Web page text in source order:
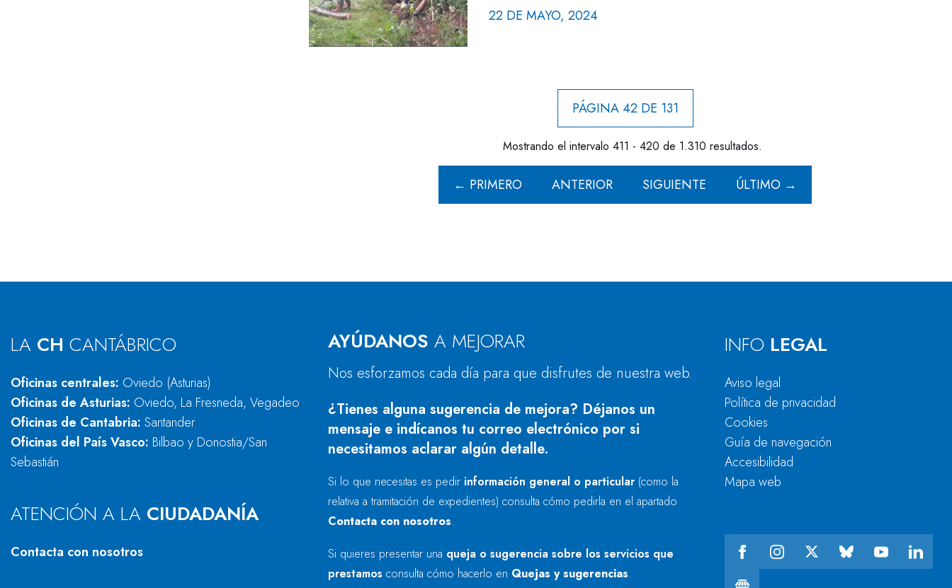
22 DE MAYO, 2024
PÁGINA 42 DE 131
Mostrando el intervalo 411 - 420 de 1.310 resultados.
← PRIMERO ANTERIOR SIGUIENTE ÚLTIMO →
LA CH CANTÁBRICO
Oficinas centrales: Oviedo (Asturias)
Oficinas de Asturias: Oviedo, La Fresneda, Vegadeo
Oficinas de Cantabria: Santander
Oficinas del País Vasco: Bilbao y Donostia/San
Sebastián
ATENCIÓN A LA CIUDADANÍA
Contacta con nosotros
AYÚDANOS A MEJORAR
Nos esforzamos cada día para que disfrutes de nuestra web.
¿Tienes alguna sugerencia de mejora? Déjanos un
mensaje e indícanos tu correo electrónico por si
necesitamos aclarar algún detalle.
Si lo que necesitas es pedir información general o particular (como la
relativa a tramitación de expedientes) consulta cómo pedirla en el apartado
Contacta con nosotros.
Si quieres presentar una queja o sugerencia sobre los servicios que
prestamos consulta cómo hacerlo en Quejas y sugerencias.
INFO LEGAL
Aviso legal
Política de privacidad
Cookies
Guía de navegación
Accesibilidad
Mapa web